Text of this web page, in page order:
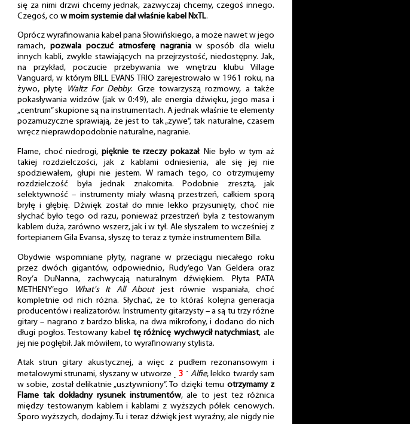
się za nimi drzwi chcemy jednak, zazwyczaj chcemy, czegoś innego.
Czegoś, co w moim systemie dał właśnie kabel NxTL.
Oprócz wyrafinowania kabel pana Słowińskiego, a może nawet w jego
ramach, pozwala poczuć atmosferę nagraniaw sposób dla wielu
innych kabli, zwykle stawiających na przejrzystość, niedostępny. Jak,
na przykład, poczucie przebywania we wnętrzu klubu Village
Vanguard, w którym BILL EVANS TRIO zarejestrowało w 1961 roku, na
żywo, płytę
Waltz For Debby. Grze towarzyszą rozmowy, a także
pokasływania widzów (jak w 0:49), ale energia dźwięku, jego masa i
„centrum” skupione są na instrumentach. A jednak właśnie te elementy
pozamuzyczne sprawiają, że jest to tak „żywe”, tak naturalne, czasem
wręcz nieprawdopodobnie naturalne, nagranie.
Flame, choć niedrogi, pięknie te rzeczy pokazał. Nie było w tym aż
takiej rozdzielczości, jak z kablami odniesienia, ale się jej nie
spodziewałem, głupi nie jestem. W ramach tego, co otrzymujemy
rozdzielczość była jednak znakomita. Podobnie zresztą, jak
selektywność – instrumenty miały własną przestrzeń, całkiem sporą
bryłę i głębię. Dźwięk został do mnie lekko przysunięty, choć nie
słychać było tego od razu, ponieważ przestrzeń była z testowanym
kablem duża, zarówno wszerz, jak i w tył. Ale słyszałem to wcześniej z
fortepianem Gila Evansa, słyszę to teraz z tymże instrumentem Billa.
Obydwie wspomniane płyty, nagrane w przeciągu niecałego roku
przez dwóch gigantów, odpowiednio, Rudy’ego Van Geldera oraz
Roy’a DuNanna, zachwycają naturalnym dźwiękiem. Płyta PATA
METHENY’ego
What's It All Aboutjest równie wspaniała, choć
kompletnie od nich różna. Słychać, że to któraś kolejna generacja
producentów i realizatorów. Instrumenty gitarzysty – a są tu trzy różne
gitary – nagrano z bardzo bliska, na dwa mikrofony, i dodano do nich
długi pogłos. Testowany kabel tę różnicę wychwycił natychmiast, ale
jej nie pogłębił. Jak mówiłem, to wyrafinowany stylista.
Atak strun gitary akustycznej, a więc z pudłem rezonansowym i
metalowymi strunami, słyszany w utworze ˻ 3 ˺ Alfie, lekko twardy sam
w sobie, został delikatnie „usztywniony”. To dzięki temu otrzymamy z
Flame tak dokładny rysunek instrumentów, ale to jest też różnica
między testowanym kablem i kablami z wyższych półek cenowych.
Sporo wyższych, dodajmy. Tu i teraz dźwięk jest wyraźny, ale nigdy nie